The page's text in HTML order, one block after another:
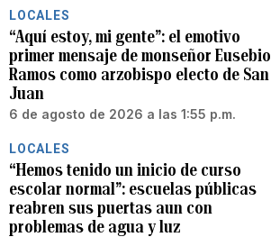
LOCALES
“Aquí estoy, mi gente”: el emotivo
primer mensaje de monseñor Eusebio
Ramos como arzobispo electo de San
Juan
6 de agosto de 2026 a las 1:55 p.m.
LOCALES
“Hemos tenido un inicio de curso
escolar normal”: escuelas públicas
reabren sus puertas aun con
problemas de agua y luz